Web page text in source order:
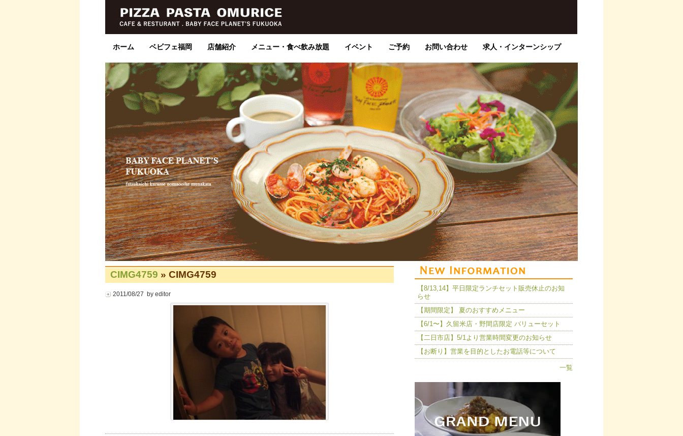
ホーム ベビフェ福岡 店舗紹介 メニュー・食べ飲み放題 イベント ご予約 お問い合わせ 求人・インターンシップ
CIMG4759 » CIMG4759
2011/08/27 by editor
【8/13,14】平日限定ランチセット販売休止のお知
らせ
【期間限定】 夏のおすすめメニュー
【6/1〜】久留米店・野間店限定 バリューセット
【二日市店】5/1より営業時間変更のお知らせ
【お断り】営業を目的としたお電話等について
一覧